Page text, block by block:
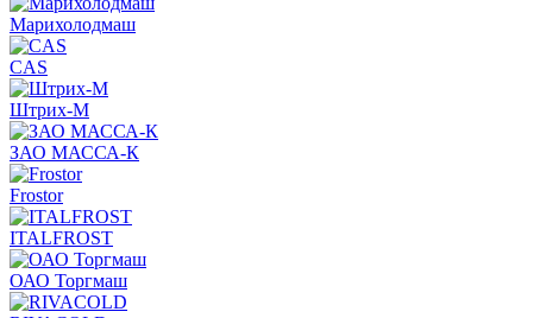
Марихолодмаш
CAS
Штрих-М
ЗАО МАССА-К
Frostor
ITALFROST
ОАО Торгмаш